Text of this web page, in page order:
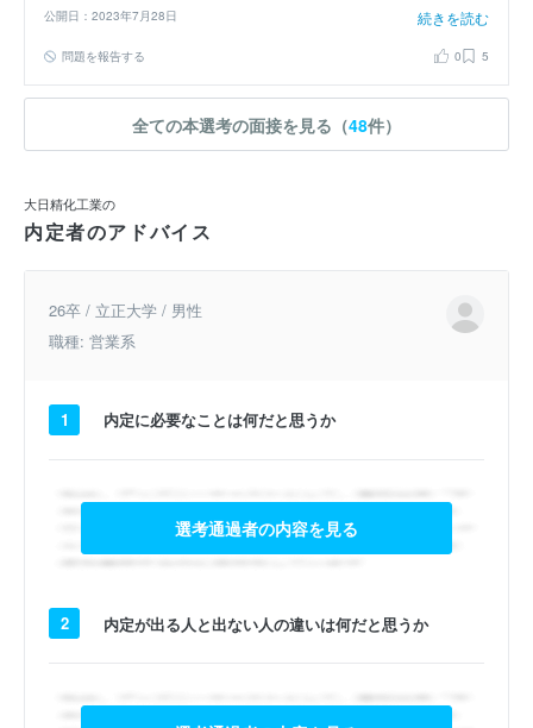
るのですが、企業間となると必然的にお客様１人１人と長期的な関係
を築いて仕事ができると考え企業をお客様にするする仕事がしたいで
います。以上３点が就職活動の軸です。 私は、人に関わって自らの
人間力を生かせる仕事がしたく営業職を志望します。また、私は明確
な目標があった方がやる気が出るタイプの人間なので、営業職を志望
公開日：2023年7月28日 続きを読む
問題を報告する 0 5
全ての本選考の面接を見る（48件）
大日精化工業の
内定者のアドバイス
26卒 / 立正大学 / 男性
職種: 営業系
1 内定に必要なことは何だと思うか
選考通過者の内容を見る
2 内定が出る人と出ない人の違いは何だと思うか